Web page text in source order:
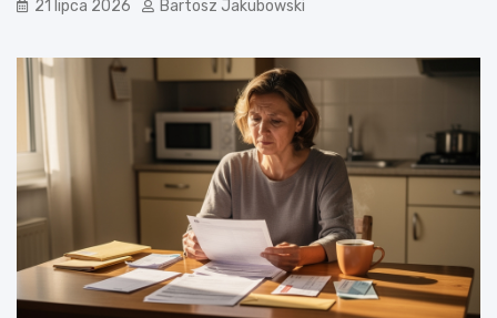
21 lipca 2026 Bartosz Jakubowski